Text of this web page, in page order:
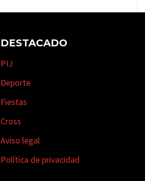
DESTACADO
PIJ
Deporte
Fiestas
Cross
Aviso legal
Política de privacidad